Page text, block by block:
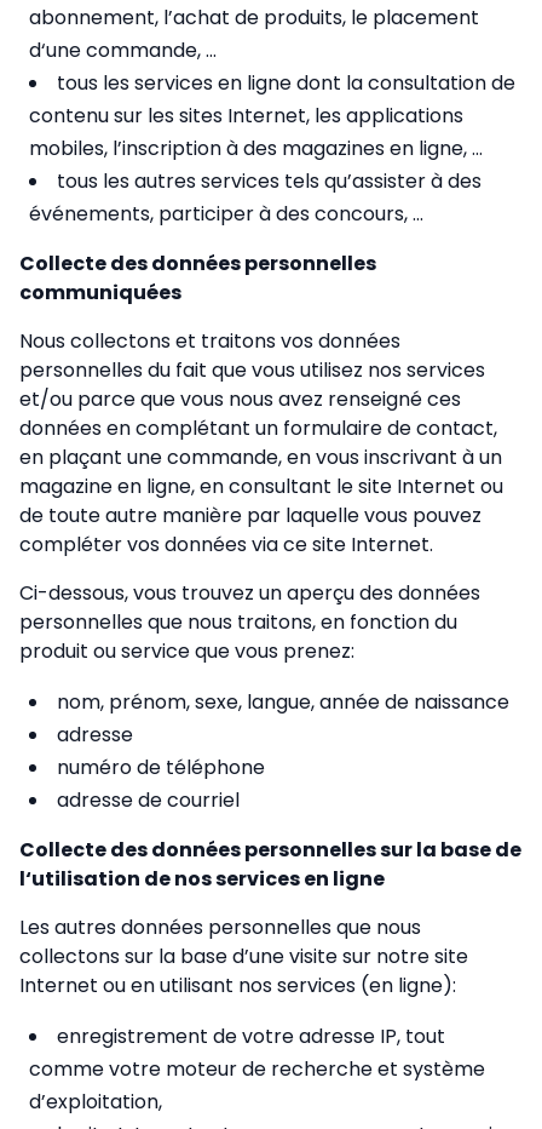
abonnement, l’achat de produits, le placement
d‘une commande, ...
tous les services en ligne dont la consultation de
contenu sur les sites Internet, les applications
mobiles, l’inscription à des magazines en ligne, ...
tous les autres services tels qu’assister à des
événements, participer à des concours, ...
Collecte des données personnelles
communiquées
Nous collectons et traitons vos données
personnelles du fait que vous utilisez nos services
et/ou parce que vous nous avez renseigné ces
données en complétant un formulaire de contact,
en plaçant une commande, en vous inscrivant à un
magazine en ligne, en consultant le site Internet ou
de toute autre manière par laquelle vous pouvez
compléter vos données via ce site Internet.
Ci-dessous, vous trouvez un aperçu des données
personnelles que nous traitons, en fonction du
produit ou service que vous prenez:
nom, prénom, sexe, langue, année de naissance
adresse
numéro de téléphone
adresse de courriel
Collecte des données personnelles sur la base de
l‘utilisation de nos services en ligne
Les autres données personnelles que nous
collectons sur la base d’une visite sur notre site
Internet ou en utilisant nos services (en ligne):
enregistrement de votre adresse IP, tout
comme votre moteur de recherche et système
d’exploitation,